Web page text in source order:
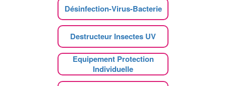
Désinfection-Virus-Bacterie
Destructeur Insectes UV
Equipement Protection
Individuelle